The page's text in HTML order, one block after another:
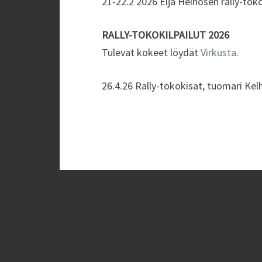
RALLY-TOKOKILPAILUT 2026
Tulevat kokeet löydätVirkusta.
26.4.26 Rally-tokokisat, tuomari